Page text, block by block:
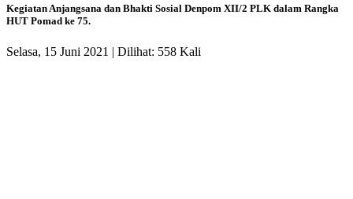
Kegiatan Anjangsana dan Bhakti Sosial Denpom XII/2 PLK dalam Rangka
HUT Pomad ke 75.
Selasa, 15 Juni 2021 | Dilihat: 558 Kali